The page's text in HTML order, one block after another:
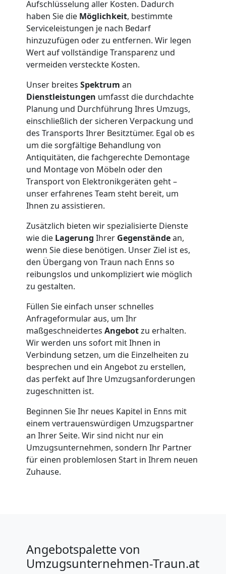
Aufschlüsselung aller Kosten. Dadurch
haben Sie die Möglichkeit, bestimmte
Serviceleistungen je nach Bedarf
hinzuzufügen oder zu entfernen. Wir legen
Wert auf vollständige Transparenz und
vermeiden versteckte Kosten.
Unser breites Spektrum an
Dienstleistungen umfasst die durchdachte
Planung und Durchführung Ihres Umzugs,
einschließlich der sicheren Verpackung und
des Transports Ihrer Besitztümer. Egal ob es
um die sorgfältige Behandlung von
Antiquitäten, die fachgerechte Demontage
und Montage von Möbeln oder den
Transport von Elektronikgeräten geht –
unser erfahrenes Team steht bereit, um
Ihnen zu assistieren.
Zusätzlich bieten wir spezialisierte Dienste
wie die Lagerung Ihrer Gegenständean,
wenn Sie diese benötigen. Unser Ziel ist es,
den Übergang von Traun nach Enns so
reibungslos und unkompliziert wie möglich
zu gestalten.
Füllen Sie einfach unser schnelles
Anfrageformular aus, um Ihr
maßgeschneidertes Angebotzu erhalten.
Wir werden uns sofort mit Ihnen in
Verbindung setzen, um die Einzelheiten zu
besprechen und ein Angebot zu erstellen,
das perfekt auf Ihre Umzugsanforderungen
zugeschnitten ist.
Beginnen Sie Ihr neues Kapitel in Enns mit
einem vertrauenswürdigen Umzugspartner
an Ihrer Seite. Wir sind nicht nur ein
Umzugsunternehmen, sondern Ihr Partner
für einen problemlosen Start in Ihrem neuen
Zuhause.
Angebotspalette von
Umzugsunternehmen-Traun.at